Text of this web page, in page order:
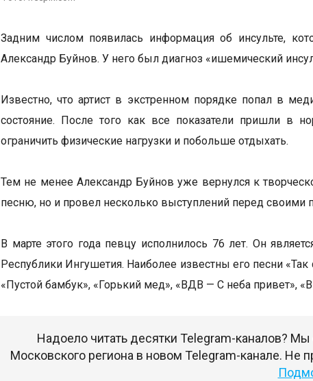
Задним числом появилась информация об инсульте,
Александр Буйнов. У него был диагноз «ишемический
Известно, что артист в экстренном порядке попал в
состояние. После того как все показатели пришли в
ограничить физические нагрузки и побольше отдыхать.
Тем не менее Александр Буйнов уже вернулся к
песню, но и провел несколько выступлений перед своими
В марте этого года певцу исполнилось 76 лет. Он
Республики Ингушетия. Наиболее известны его песни
«Пустой бамбук», «Горький мед», «ВДВ — С неба привет»,
Надоело читать десятки Telegram-каналов?
Московского региона в новом Telegram-канале. Не